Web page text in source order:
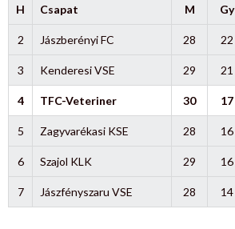
H Csapat M Gy
2 Jászberényi FC 28 22
3 Kenderesi VSE 29 21
4 TFC-Veteriner 30 17
5 Zagyvarékasi KSE 28 16
6 Szajol KLK 29 16
7 Jászfényszaru VSE 28 14